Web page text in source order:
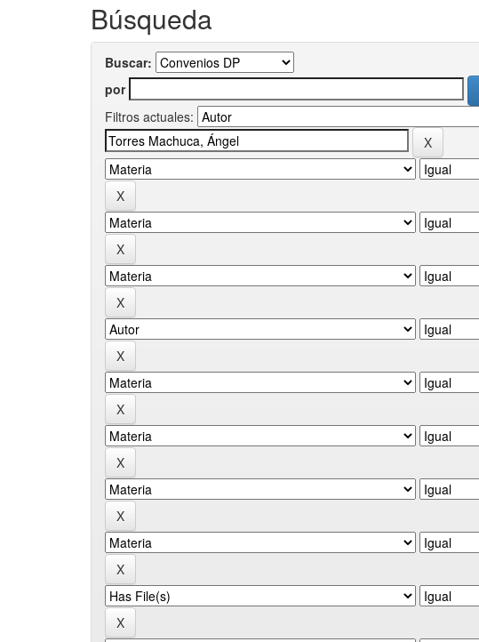
Búsqueda
Buscar:
por
Filtros actuales: